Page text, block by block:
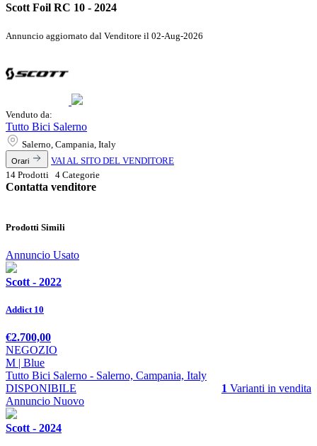
Scott Foil RC 10 - 2024
Annuncio aggiornato dal Venditore il 02-Aug-2026
Venduto da:
Tutto Bici Salerno
Salerno, Campania, Italy
Orari
VAI AL SITO DEL VENDITORE
14 Prodotti 4 Categorie
Contatta venditore
Prodotti Simili
Annuncio Usato
Scott - 2022
Addict 10
€2.700,00
NEGOZIO
M | Blue
Tutto Bici Salerno - Salerno, Campania, Italy
DISPONIBILE
1 Varianti in vendita
Annuncio Nuovo
Scott - 2024